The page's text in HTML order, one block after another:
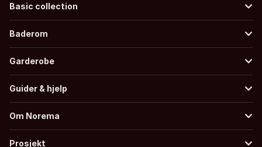
Basic collection
Baderom
Garderobe
Guider & hjelp
Om Norema
Prosjekt